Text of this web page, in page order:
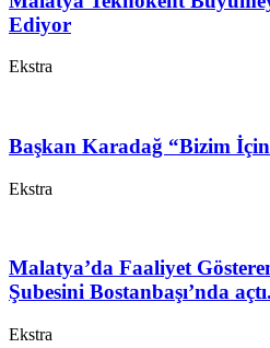
Ediyor
Ekstra
Başkan Karadağ “Bizim
Ekstra
Malatya’da Faaliyet
Şubesini Bostanbaşı’nda açtı.
Ekstra